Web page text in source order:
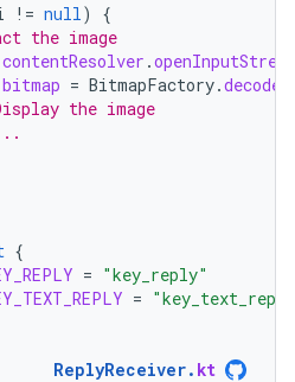
!= null )
{
the image
contentResolver .
bitmap = BitmapFactory.
the image
{
= "key_reply"
=
ReplyReceiver. kt